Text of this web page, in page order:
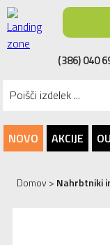
NOVO AKCIJE
(386) 040
Domov> Nahrbtniki